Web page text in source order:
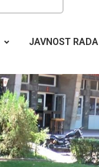
JAVNOST RADA